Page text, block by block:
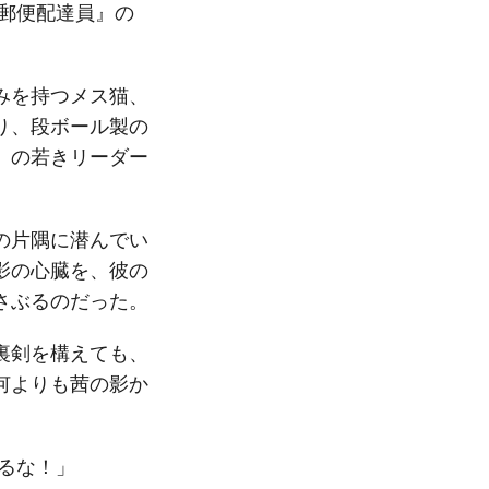
便配達員』の
持つメス猫、
、段ボール製の
の若きリーダー
片隅に潜んでい
の心臓を、彼の
るのだった。
を構えても、
よりも茜の影か
な！」